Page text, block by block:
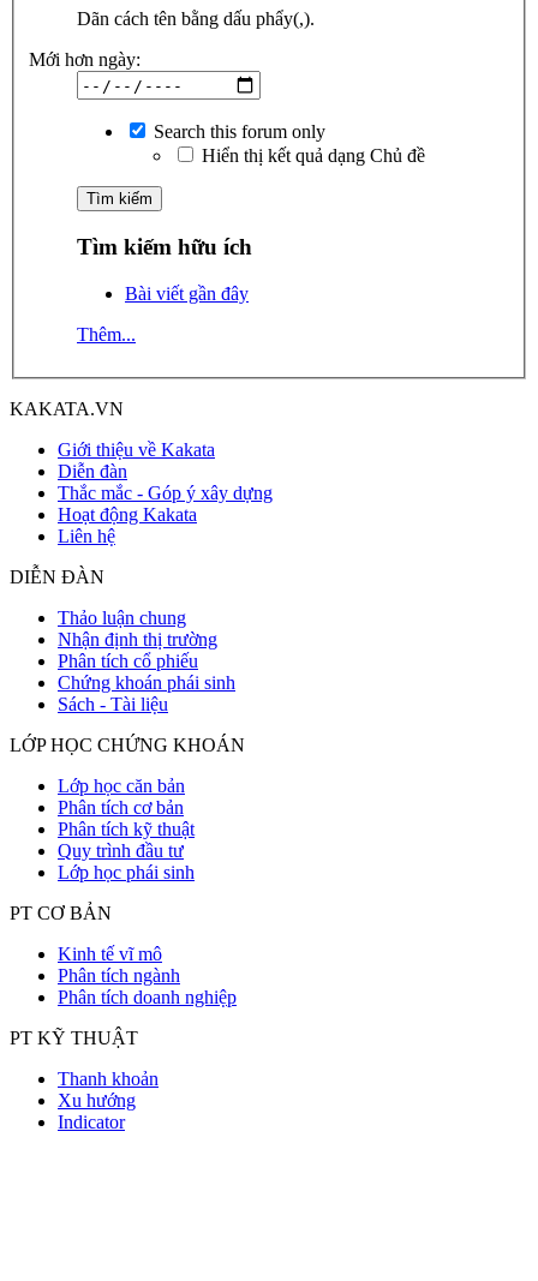
Dãn cách tên bằng dấu phẩy(,).
Mới hơn ngày:
Search this forum only
Hiển thị kết quả dạng Chủ đề
Tìm kiếm hữu ích
Bài viết gần đây
Thêm...
KAKATA.VN
Giới thiệu về Kakata
Diễn đàn
Thắc mắc - Góp ý xây dựng
Hoạt động Kakata
Liên hệ
DIỄN ĐÀN
Thảo luận chung
Nhận định thị trường
Phân tích cổ phiếu
Chứng khoán phái sinh
Sách - Tài liệu
LỚP HỌC CHỨNG KHOÁN
Lớp học căn bản
Phân tích cơ bản
Phân tích kỹ thuật
Quy trình đầu tư
Lớp học phái sinh
PT CƠ BẢN
Kinh tế vĩ mô
Phân tích ngành
Phân tích doanh nghiệp
PT KỸ THUẬT
Thanh khoản
Xu hướng
Indicator